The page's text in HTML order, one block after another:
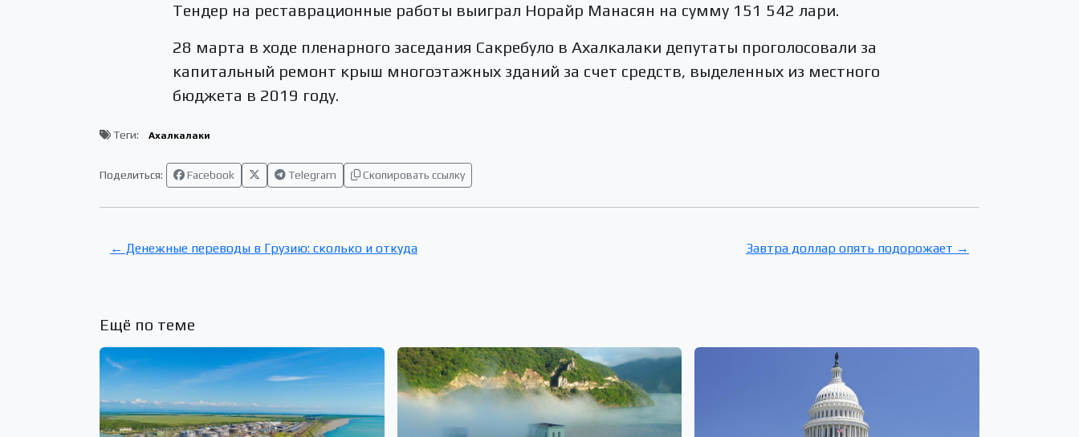
Тендер на реставрационные работы выиграл Норайр Манасян на сумму 151 542 лари.
28 марта в ходе пленарного заседания Сакребуло в Ахалкалаки депутаты проголосовали за
капитальный ремонт крыш многоэтажных зданий за счет средств, выделенных из местного
бюджета в 2019 году.
Теги: Ахалкалаки
Поделиться: Facebook Telegram Скопировать ссылку
← Денежные переводы в Грузию: сколько и откуда Завтра доллар опять подорожает →
Ещё по теме